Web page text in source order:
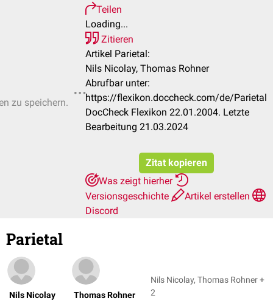
zu speichern.
Teilen
Loading...
Zitieren
Artikel Parietal:
Nils Nicolay, Thomas Rohner
Abrufbar unter:
https://flexikon.doccheck.com/de/Parietal
DocCheck Flexikon 22.01.2004. Letzte
Bearbeitung 21.03.2024
Zitat kopieren
Was zeigt hierher
Versionsgeschichte
Artikel erstellen
Discord
Parietal
Nils Nicolay Thomas Rohner
Nils Nicolay, Thomas Rohner +
2